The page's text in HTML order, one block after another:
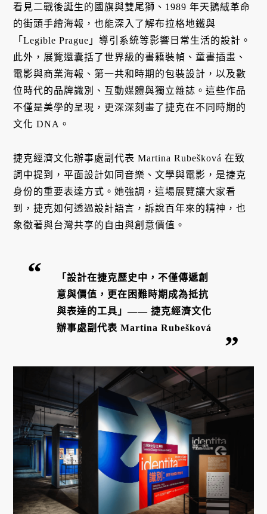
看見二戰後誕生的國旗與雙尾獅、1989 年天鵝絨革命
的街頭手繪海報，也能深入了解布拉格地鐵與
「Legible Prague」導引系統等影響日常生活的設計。
此外，展覽還囊括了世界級的書籍裝幀、童書插畫、
電影與商業海報、第一共和時期的包裝設計，以及數
位時代的品牌識別、互動媒體與獨立雜誌。這些作品
不僅是美學的呈現，更深深刻畫了捷克在不同時期的
文化 DNA。
捷克經濟文化辦事處副代表 Martina Rubešková 在致
詞中提到，平面設計如同音樂、文學與電影，是捷克
身份的重要表達方式。她強調，這場展覽讓大家看
到，捷克如何透過設計語言，訴說百年來的精神，也
象徵著與台灣共享的自由與創意價值。
「設計在捷克歷史中，不僅傳遞創
意與價值，更在困難時期成為抵抗
與表達的工具」—— 捷克經濟文化
辦事處副代表 Martina Rubešková